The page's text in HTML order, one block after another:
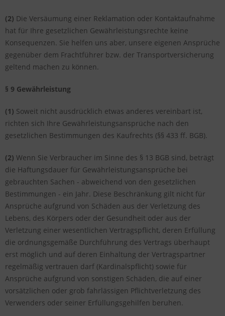
(2) Die Versäumung einer Reklamation oder Kontaktaufnahme
hat für Ihre gesetzlichen Gewährleistungsrechte keine
Konsequenzen. Sie helfen uns aber, unsere eigenen Ansprüche
gegenüber dem Frachtführer bzw. der Transportversicherung
geltend machen zu können.
§ 9 Gewährleistung
(1) Soweit nicht ausdrücklich etwas anderes vereinbart ist,
richten sich Ihre Gewährleistungsansprüche nach den
gesetzlichen Bestimmungen des Kaufrechts (§§ 433 ff. BGB).
(2) Wenn Sie Verbraucher im Sinne des § 13 BGB sind, beträgt
die Haftungsdauer für Gewährleistungsansprüche bei
gebrauchten Sachen - abweichend von den gesetzlichen
Bestimmungen - ein Jahr. Diese Beschränkung gilt nicht für
Ansprüche aufgrund von Schäden aus der Verletzung des
Lebens, des Körpers oder der Gesundheit oder aus der
Verletzung einer wesentlichen Vertragspflicht, deren Erfüllung
die ordnungsgemäße Durchführung des Vertrags überhaupt
erst möglich und auf deren Einhaltung der Vertragspartner
regelmäßig vertrauen darf (Kardinalspflicht) sowie für
Ansprüche aufgrund von sonstigen Schäden, die auf einer
vorsätzlichen oder grob fahrlässigen Pflichtverletzung des
Verwenders oder seiner Erfüllungsgehilfen beruhen.